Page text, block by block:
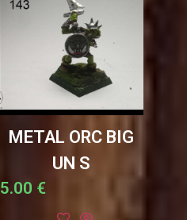
METAL ORC BIG
UN S
5.00 €